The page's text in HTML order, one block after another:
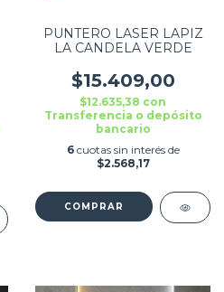
PUNTERO LASER LAPIZ
LA CANDELA VERDE
$15.409,00
$12.635,38 con
Transferencia o depósito
bancario
6 cuotas sin interés de
$2.568,17